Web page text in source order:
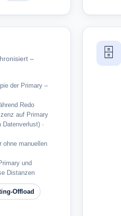
–
der Primary –
Redo
auf Primary
·
ohne manuellen
und
Distanzen
Offload
🗄️